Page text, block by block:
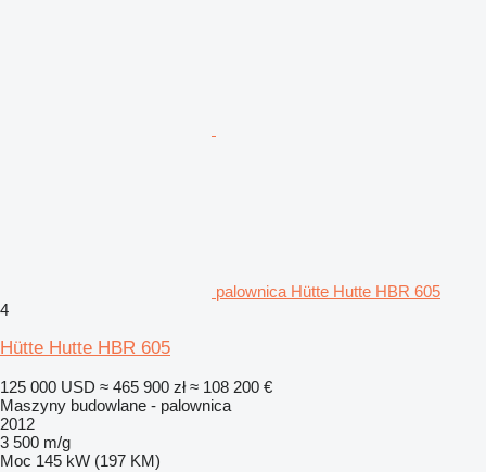
palownica Hütte Hutte HBR 605
4
Hütte Hutte HBR 605
125 000 USD ≈ 465 900 zł ≈ 108 200 €
Maszyny budowlane - palownica
2012
3 500 m/g
Moc 145 kW (197 KM)